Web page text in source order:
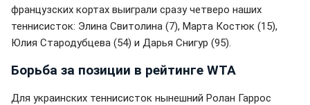
французских кортах выиграли сразу четверо наших
теннисисток: Элина Свитолина (7), Марта Костюк (15),
Юлия Стародубцева (54) и Дарья Снигур (95).
Борьба за позиции в рейтинге WTA
Для украинских теннисисток нынешний Ролан Гаррос